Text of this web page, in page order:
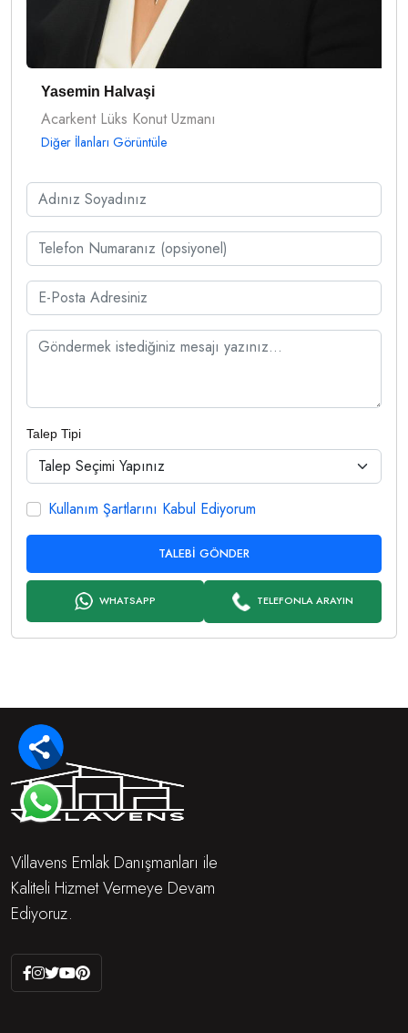
Yasemin Halvaşi
Acarkent Lüks Konut Uzmanı
Diğer İlanları Görüntüle
Talep Tipi
Kullanım Şartlarını Kabul Ediyorum
TALEBI GÖNDER
WHATSAPP TELEFONLA ARAYIN
Villavens Emlak Danışmanları ile
Kaliteli Hizmet Vermeye Devam
Ediyoruz.